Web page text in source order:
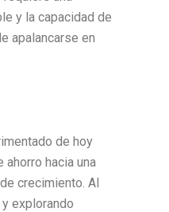
y la capacidad de
apalancarse en
de hoy
hacia una
crecimiento. Al
explorando